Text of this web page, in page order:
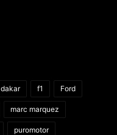
dakar f1 Ford
marc marquez
puromotor